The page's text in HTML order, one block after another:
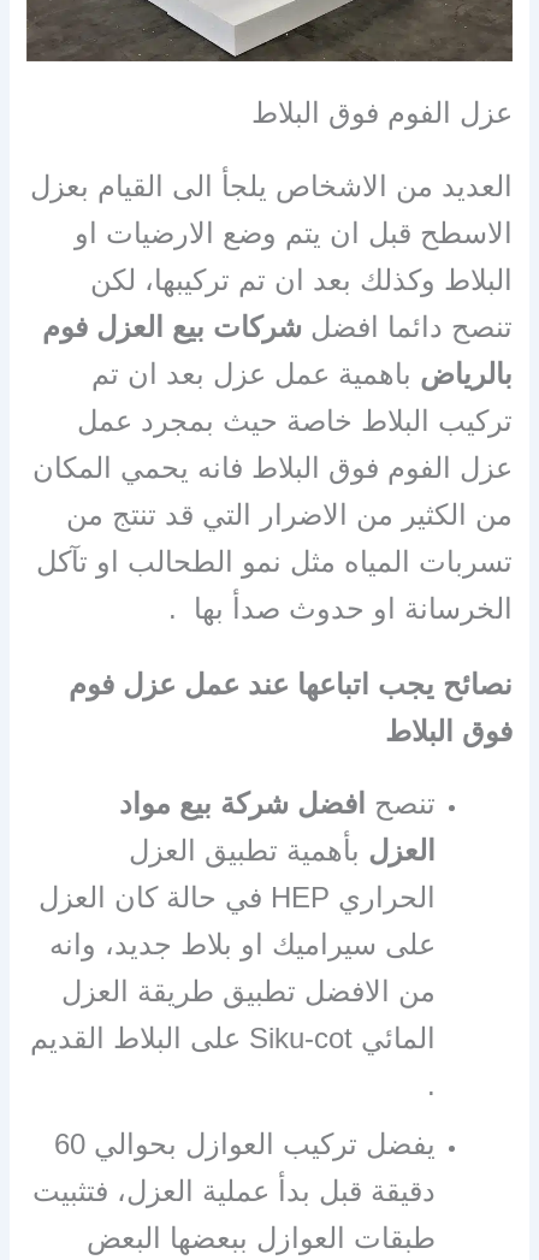
عزل الفوم فوق البلاط
العديد من الاشخاص يلجأ الى القيام بعزل
الاسطح قبل ان يتم وضع الارضيات او
البلاط وكذلك بعد ان تم تركيبها، لكن
تنصح دائما افضل شركات بيع العزل فوم
بالرياض باهمية عمل عزل بعد ان تم
تركيب البلاط خاصة حيث بمجرد عمل
عزل الفوم فوق البلاط فانه يحمي المكان
من الكثير من الاضرار التي قد تنتج من
تسربات المياه مثل نمو الطحالب او تآكل
الخرسانة او حدوث صدأ بها .
نصائح يجب اتباعها عند عمل عزل فوم
فوق البلاط
تنصح افضل شركة بيع مواد
العزل بأهمية تطبيق العزل
الحراري HEP في حالة كان العزل
على سيراميك او بلاط جديد، وانه
من الافضل تطبيق طريقة العزل
المائي Siku-cot على البلاط القديم
.
يفضل تركيب العوازل بحوالي 60
دقيقة قبل بدأ عملية العزل، فتثبيت
طبقات العوازل ببعضها البعض